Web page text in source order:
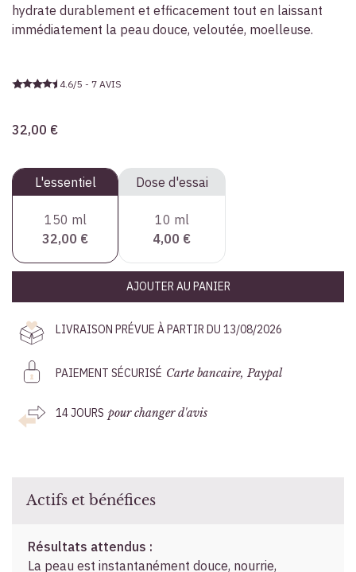
hydrate durablement et efficacement tout en laissant
immédiatement la peau douce, veloutée, moelleuse.
4.6/5 - 7 AVIS
32,00 €
L'essentiel
150 ml
32,00 €
Dose d'essai
10 ml
4,00 €
AJOUTER AU PANIER
LIVRAISON PRÉVUE À PARTIR DU 13/08/2026
PAIEMENT SÉCURISÉ Carte bancaire, Paypal
14 JOURS pour changer d'avis
Actifs et bénéfices
Résultats attendus :
La peau est instantanément douce, nourrie,